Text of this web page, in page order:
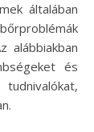
általában
alábbiakban
és